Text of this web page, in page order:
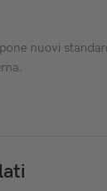
nuovi